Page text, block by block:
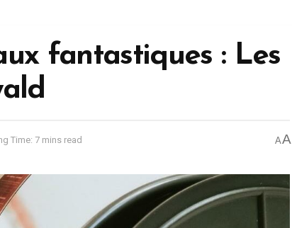
fantastiques : Les
Time: 7 mins read AA